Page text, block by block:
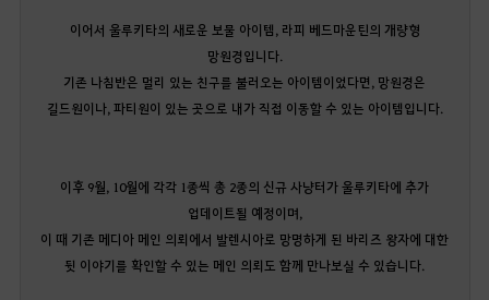
이어서 울루키타의 새로운 보물 아이템, 라피 베드마운틴의 개량형
망원경입니다.
기존 나침반은 멀리 있는 친구를 불러오는 아이템이었다면, 망원경은
길드원이나, 파티원이 있는 곳으로 내가 직접 이동할 수 있는 아이템입니다.
이후 9월, 10월에 각각 1종씩 총 2종의 신규 사냥터가 울루키타에 추가
업데이트될 예정이며,
이 때 기존 메디아 메인 의뢰에서 발렌시아로 망명하게 된 바리즈 왕자에 대한
뒷 이야기를 확인할 수 있는 메인 의뢰도 함께 만나보실 수 있습니다.